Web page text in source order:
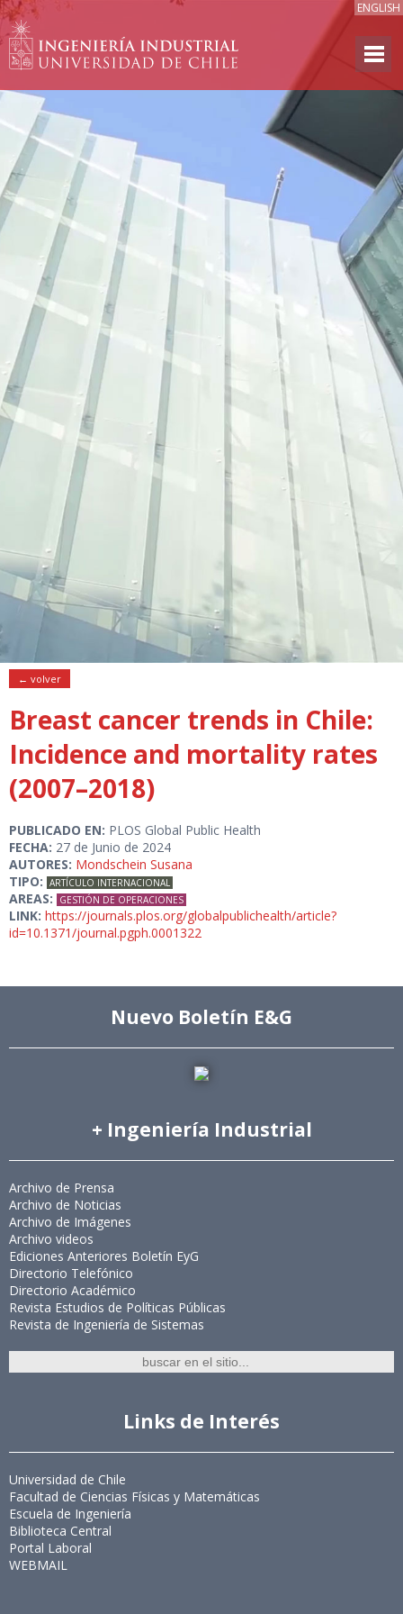
ENGLISH
← volver
Breast cancer trends in Chile:
Incidence and mortality rates
(2007–2018)
PUBLICADO EN: PLOS Global Public Health
FECHA: 27 de Junio de 2024
AUTORES: Mondschein Susana
TIPO: ARTÍCULO INTERNACIONAL
AREAS: GESTIÓN DE OPERACIONES
LINK: https://journals.plos.org/globalpublichealth/article?
id=10.1371/journal.pgph.0001322
Nuevo Boletín E&G
+ Ingeniería Industrial
Archivo de Prensa
Archivo de Noticias
Archivo de Imágenes
Archivo videos
Ediciones Anteriores Boletín EyG
Directorio Telefónico
Directorio Académico
Revista Estudios de Políticas Públicas
Revista de Ingeniería de Sistemas
Links de Interés
Universidad de Chile
Facultad de Ciencias Físicas y Matemáticas
Escuela de Ingeniería
Biblioteca Central
Portal Laboral
WEBMAIL